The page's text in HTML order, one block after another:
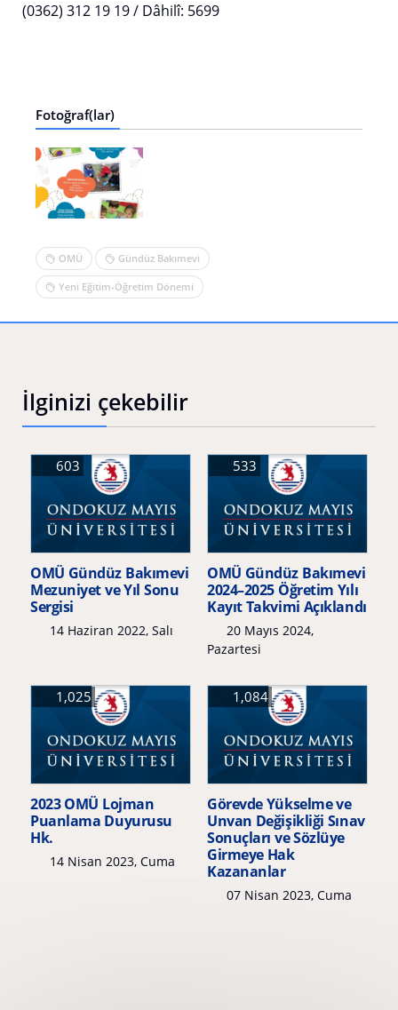
(0362) 312 19 19 / Dâhilî: 5699
Fotoğraf(lar)
OMÜ Gündüz Bakımevi
Yeni Eğitim-Öğretim Dönemi
İlginizi çekebilir
OMÜ Gündüz Bakımevi
Mezuniyet ve Yıl Sonu
Sergisi
14 Haziran 2022, Salı
603
OMÜ Gündüz Bakımevi
2024–2025 Öğretim Yılı
Kayıt Takvimi Açıklandı
20 Mayıs 2024,
Pazartesi
533
2023 OMÜ Lojman
Puanlama Duyurusu
Hk.
14 Nisan 2023, Cuma
1,025
Görevde Yükselme ve
Unvan Değişikliği Sınav
Sonuçları ve Sözlüye
Girmeye Hak
Kazananlar
07 Nisan 2023, Cuma
1,084